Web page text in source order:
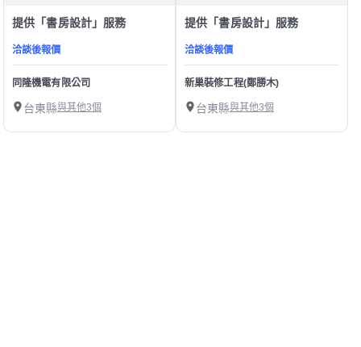
提供「書房設計」服務
洽談後報價
同隆機電有限公司
台東縣與其他3個
提供「書房設計」服務
洽談後報價
新巢裝修工程(鄭勝木)
台東縣與其他3個